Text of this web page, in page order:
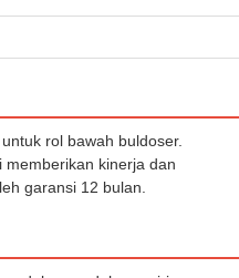
rol bawah buldoser.
kinerja dan
garansi 12 bulan.